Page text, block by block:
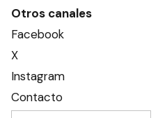
Otros canales
Facebook
X
Instagram
Contacto